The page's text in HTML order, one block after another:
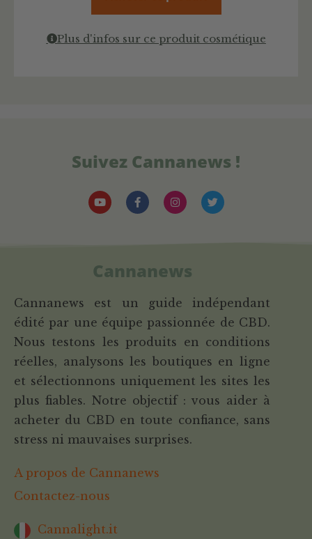
Plus d'infos sur ce produit cosmétique
Suivez Cannanews !
Cannanews
Cannanews est un guide indépendant
édité par une équipe passionnée de CBD.
Nous testons les produits en conditions
réelles, analysons les boutiques en ligne
et sélectionnons uniquement les sites les
plus fiables. Notre objectif : vous aider à
acheter du CBD en toute confiance, sans
stress ni mauvaises surprises.
A propos de Cannanews
Contactez-nous
Cannalight.it